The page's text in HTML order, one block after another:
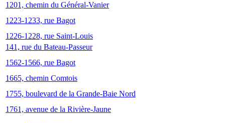
1201, chemin du Général-Vanier
1223-1233, rue Bagot
1226-1228, rue Saint-Louis
141, rue du Bateau-Passeur
1562-1566, rue Bagot
1665, chemin Comtois
1755, boulevard de la Grande-Baie Nord
1761, avenue de la Rivière-Jaune